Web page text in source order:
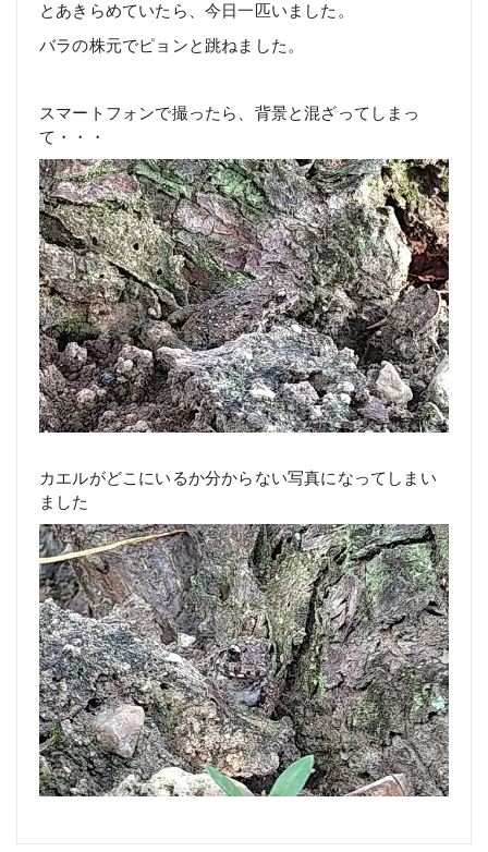
とあきらめていたら、今日一匹いました。
バラの株元でピョンと跳ねました。
スマートフォンで撮ったら、背景と混ざってしまっ
て・・・
カエルがどこにいるか分からない写真になってしまい
ました